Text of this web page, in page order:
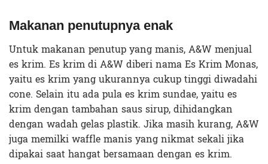
Makanan penutupnya enak
Untuk makanan penutup yang manis, A&W menjual
es krim. Es krim di A&W diberi nama Es Krim Monas,
yaitu es krim yang ukurannya cukup tinggi diwadahi
cone. Selain itu ada pula es krim sundae, yaitu es
krim dengan tambahan saus sirup, dihidangkan
dengan wadah gelas plastik. Jika masih kurang, A&W
juga memilki waffle manis yang nikmat sekali jika
dipakai saat hangat bersamaan dengan es krim.